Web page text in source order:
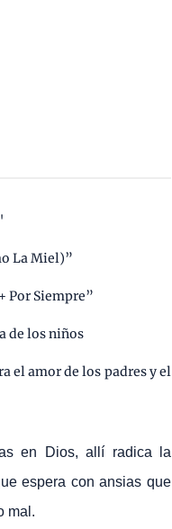
La Miel)”
Por Siempre”
de los niños
el amor de los padres y el
en Dios, allí radica la
espera con ansias que
mal.